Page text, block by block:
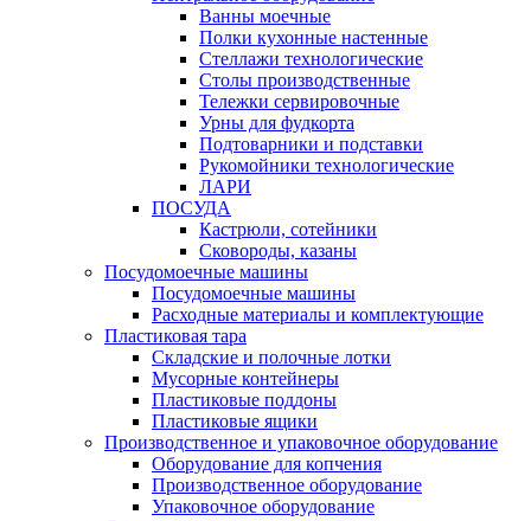
Ванны моечные
Полки кухонные настенные
Стеллажи технологические
Столы производственные
Тележки сервировочные
Урны для фудкорта
Подтоварники и подставки
Рукомойники технологические
ЛАРИ
ПОСУДА
Кастрюли, сотейники
Сковороды, казаны
Посудомоечные машины
Посудомоечные машины
Расходные материалы и комплектующие
Пластиковая тара
Складские и полочные лотки
Мусорные контейнеры
Пластиковые поддоны
Пластиковые ящики
Производственное и упаковочное оборудование
Оборудование для копчения
Производственное оборудование
Упаковочное оборудование